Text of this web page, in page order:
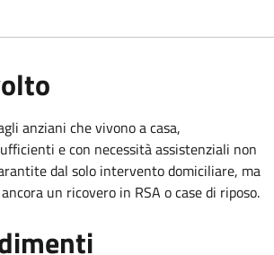
anziani che vivono a casa,
e con necessità assistenziali non
dal solo intervento domiciliare, ma
un ricovero in RSA o case di riposo.